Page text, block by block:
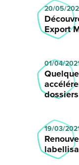
20/05/
Export
01/04/
dossiers
19/03/